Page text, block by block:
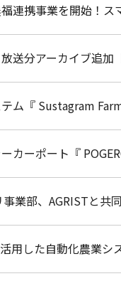
福連携事業を開始！
送分アーカイブ追加
ム『 Sustagram
カーポート『
事業部、AGRISTと
用した自動化農業